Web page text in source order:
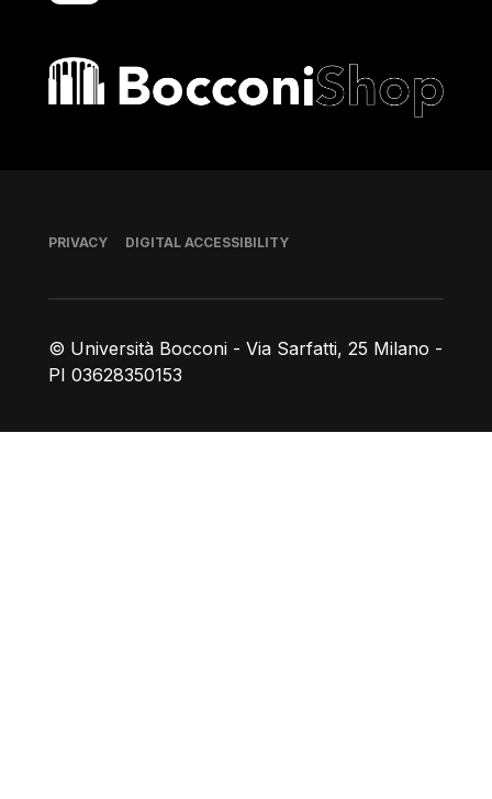
Bocconi shop
© Università Bocconi - Via Sarfatti, 25 Milano -
PI 03628350153
Footer
PRIVACY DIGITAL ACCESSIBILITY